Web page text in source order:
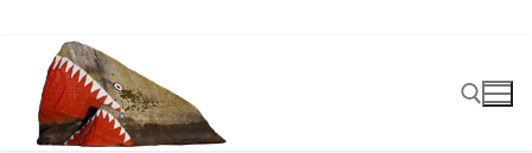
Hoppa
innehåll